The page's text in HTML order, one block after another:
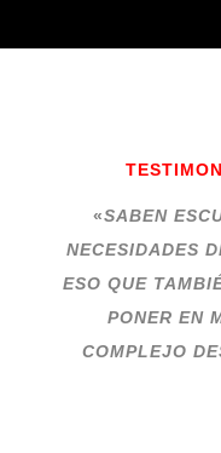
«SABEN
NECESIDADES
ESO QUE
PONER EN
COMPLEJO